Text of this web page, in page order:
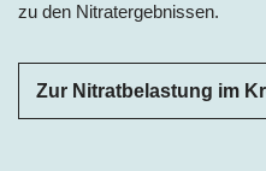
zu den Nitratergebnissen.
Zur Nitratbelastung im